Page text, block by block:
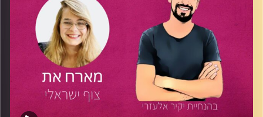
בפרק ייחודי זה חוקרים טל ונתנאל מהי למידה, ומדוע היא דבר
חשוב כל כך? איך רכישת מיומנויות תעזור לנו לשמור על הקצב
עם העולם החדש? ולמה כישלונות הם דבר הכרחי להמשך
התהליך?
אם גם אתם מרגישים שאתם מתלבטים על מה תרצו להיות
"כשתהיו גדולים", רוצים להתחיל מאיפשהו ולא יודעים איך או
מה, בא לכם ללמוד בצורה טובה יותר ולהישאר רלוונטיים
בעולמינו המתפתח והחדשני-